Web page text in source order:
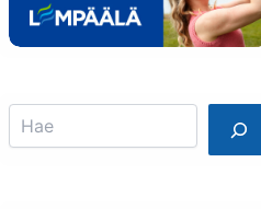
Search